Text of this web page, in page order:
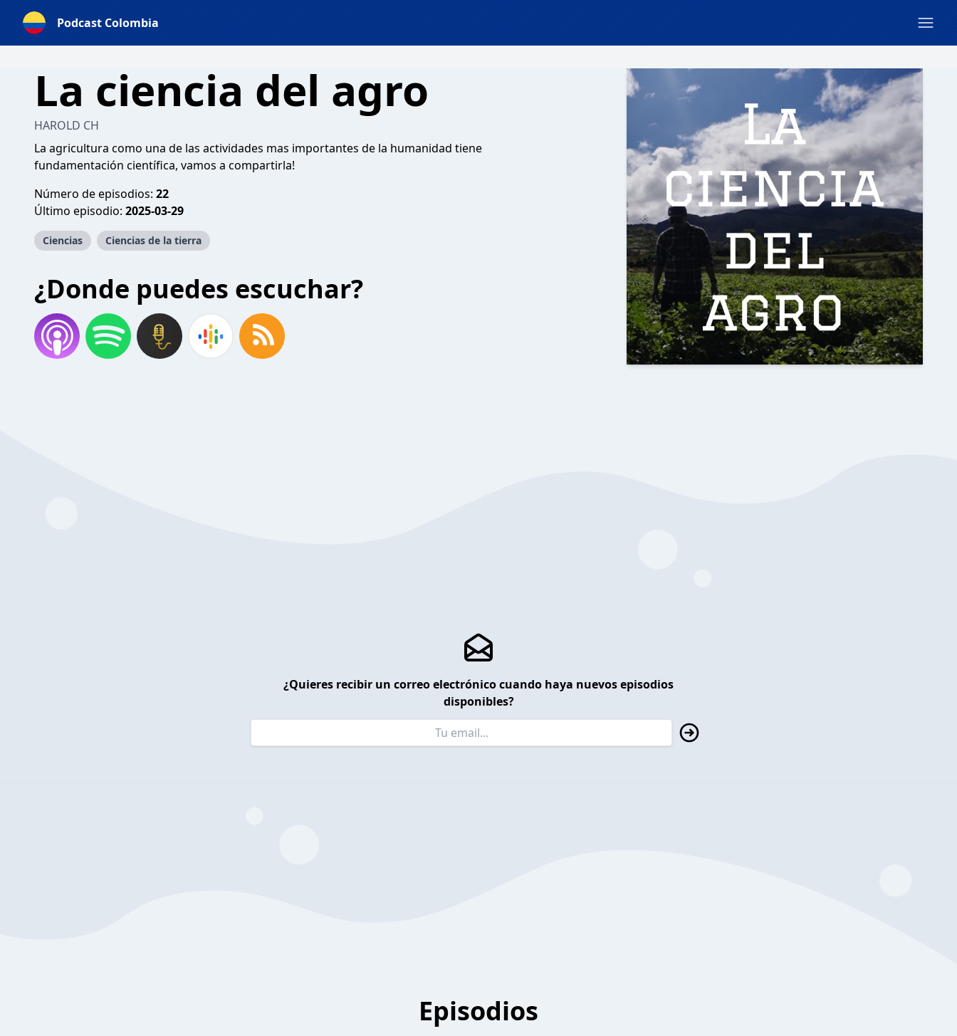
Podcast Colombia
La ciencia del agro
HAROLD CH
La agricultura como una de las actividades mas importantes de la humanidad tiene
fundamentación científica, vamos a compartirla!
Número de episodios: 22
Último episodio: 2025-03-29
Ciencias Ciencias de la tierra
¿Donde puedes escuchar?
¿Quieres recibir un correo electrónico cuando haya nuevos episodios
disponibles?
Episodios